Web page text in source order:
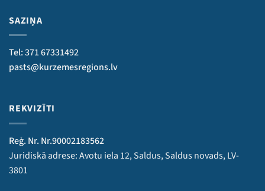
SAZIŅA
Tel: 371 67331492
pasts@kurzemesregions.lv
REKVIZĪTI
Reģ. Nr. Nr.90002183562
Juridiskā adrese: Avotu iela 12, Saldus, Saldus novads, LV-
3801